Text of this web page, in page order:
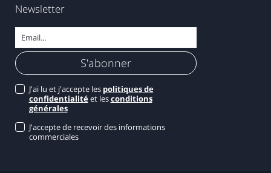
Newsletter
J'ai lu et j'accepte les politiques de
confidentialitéet lesconditions
générales
J'accepte de recevoir des informations
commerciales